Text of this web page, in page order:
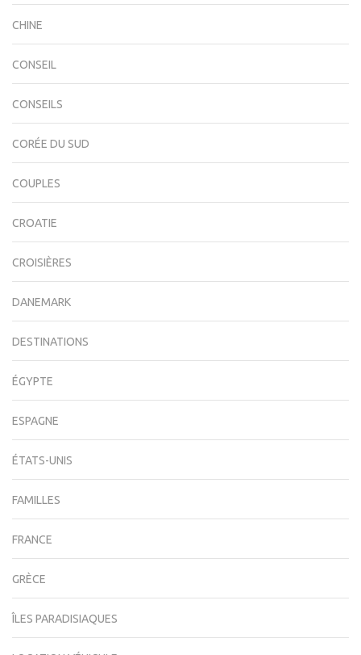
CHINE
CONSEIL
CONSEILS
CORÉE DU SUD
COUPLES
CROATIE
CROISIÈRES
DANEMARK
DESTINATIONS
ÉGYPTE
ESPAGNE
ÉTATS-UNIS
FAMILLES
FRANCE
GRÈCE
ÎLES PARADISIAQUES